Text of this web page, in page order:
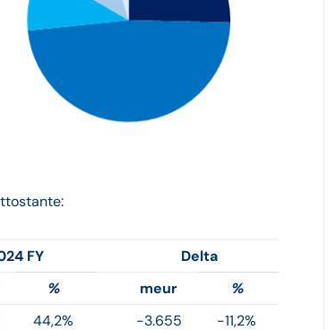
FY
Delta
% meur
%
44,2% -3.655
-11,2%